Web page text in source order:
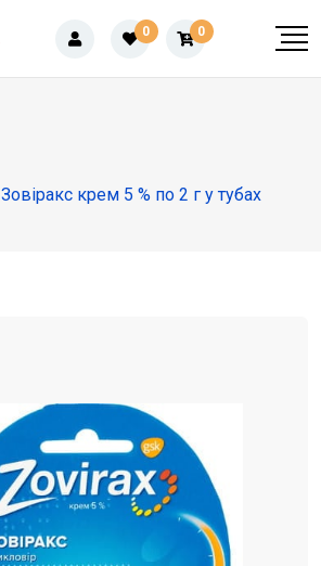
0 0
Зовіракс крем 5 % по 2 г у тубах